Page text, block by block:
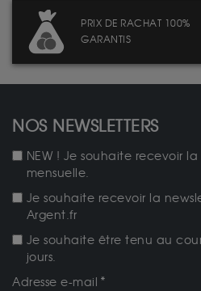
PRIX DE RACHAT 100%
GARANTIS
NOS NEWSLETTERS
NEW ! Je souhaite recevoir
mensuelle.
Je souhaite recevoir la
Argent.fr
Je souhaite être tenu au
jours.
Adresse e-mail